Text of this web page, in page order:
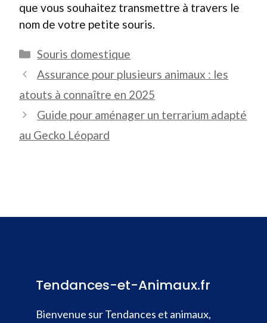
que vous souhaitez transmettre à travers le
nom de votre petite souris.
Catégories
Souris domestique
Assurance pour plusieurs animaux : les
atouts à connaître en 2025
Guide pour aménager un terrarium adapté
au Gecko Léopard
Tendances-et-Animaux.fr
Bienvenue sur Tendances et animaux,